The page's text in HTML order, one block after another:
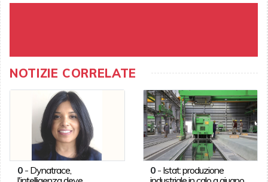
NOTIZIE CORRELATE
0- Dynatrace,
0 - Istat: produzione